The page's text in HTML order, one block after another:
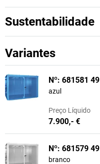
Sustentabilidade
Variantes
Nº: 681581 49
azul
Preço Líquido
7.900,- €
Nº: 681579 49
branco